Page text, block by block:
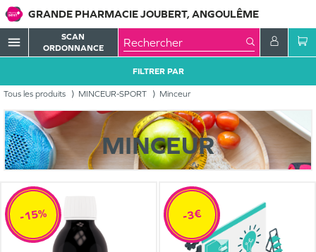
GRANDE PHARMACIE JOUBERT, ANGOULÊME
menu
SCAN
ORDONNANCE
Tous les produits MINCEUR-SPORT Minceur
FILTRER PAR
MINCEUR
-15% -3€